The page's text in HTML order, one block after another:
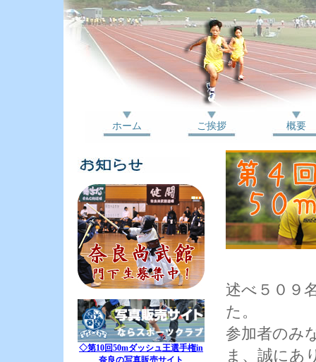
ホーム ご挨拶 概要
◇第10回50mダッシュ王選手権in
奈良の写真販売サイト
述べ５０９
た。
参加者のみ
ま、誠にあ